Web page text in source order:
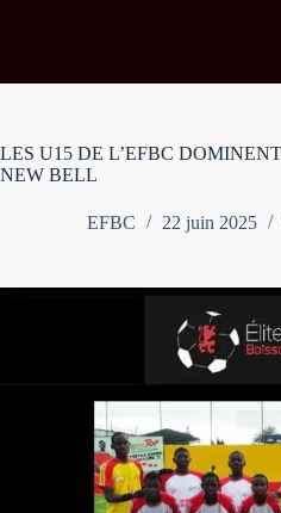
LES U15 DE L’EFBC
NEW BELL
EFBC 22 juin 2025